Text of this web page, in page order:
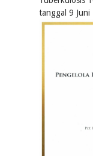
tanggal 9 Juni